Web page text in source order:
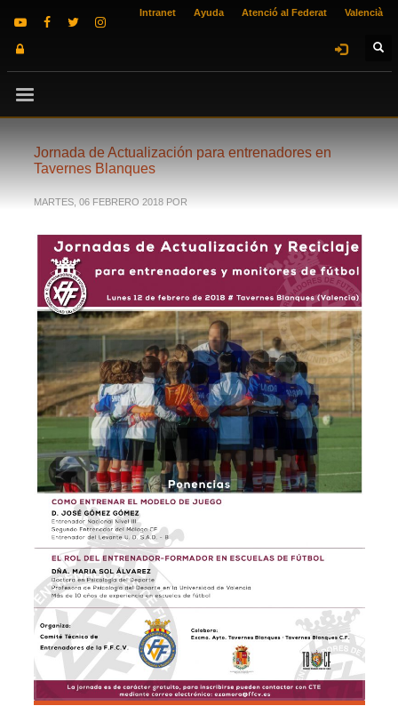
Intranet Ayuda Atenció al Federat Valencià
Jornada de Actualización para entrenadores en
Tavernes Blanques
MARTES, 06 FEBRERO 2018 POR